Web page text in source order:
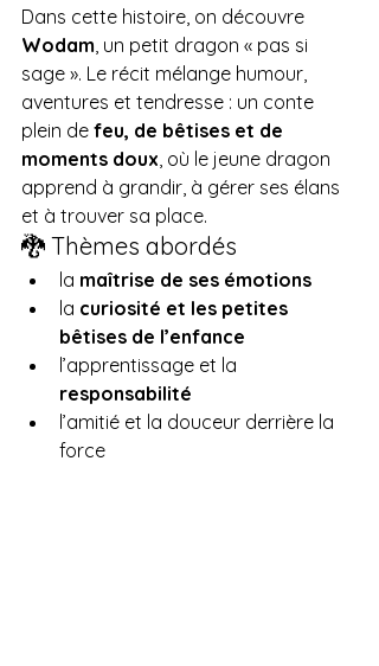
Dans cette histoire, on découvre
Wodam , un petit dragon « pas si
sage ». Le récit mélange humour,
aventures et tendresse : un conte
plein de feu, de bêtises et de
moments doux , où le jeune dragon
apprend à grandir, à gérer ses élans
et à trouver sa place.
🐉 Thèmes abordés
la maîtrise de ses émotions
la curiosité et les petites
bêtises de l’enfance
l’apprentissage et la
responsabilité
l’amitié et la douceur derrière la
force